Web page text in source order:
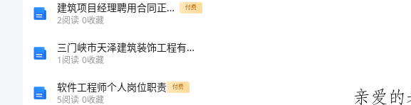
建筑项目经理聘用合同正式版 付费
2阅读 0收藏
三门峡市天泽建筑装饰工程有限公司介绍企业发展分析报告
1阅读 0收藏
软件工程师个人岗位职责 付费
5阅读 0收藏